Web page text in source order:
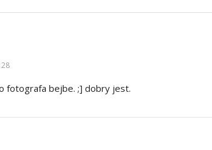
fotografa bejbe. ;] dobry jest.